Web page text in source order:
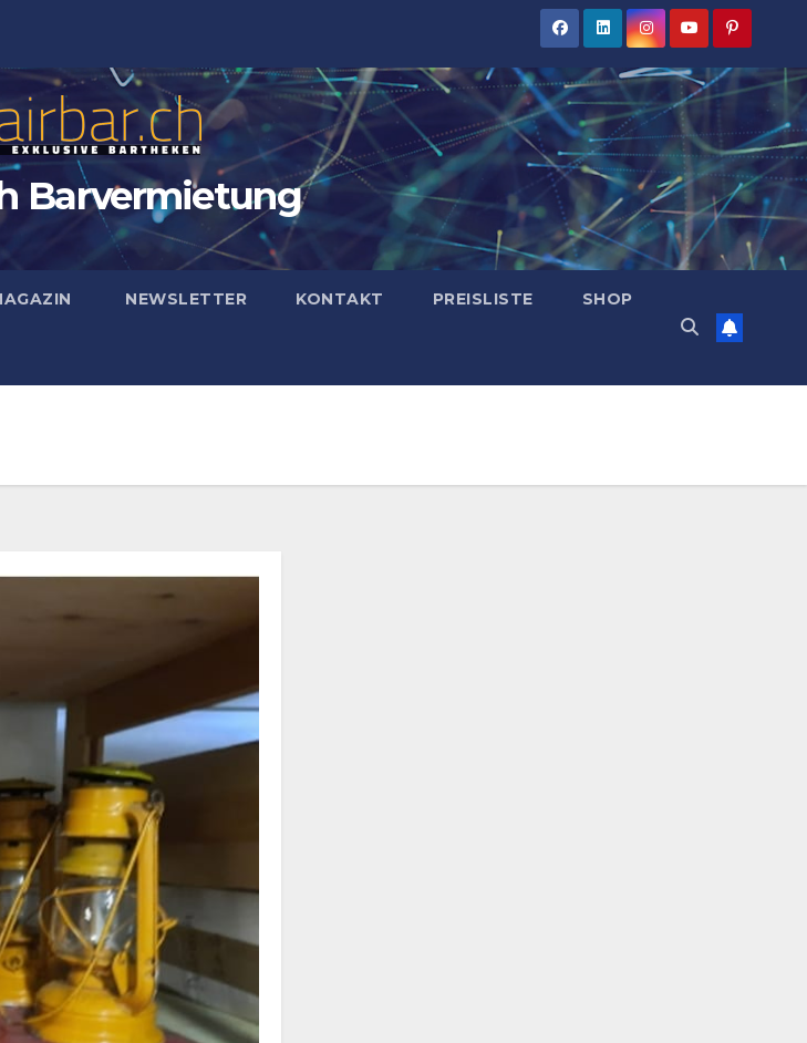
Barvermietung
NEWSLETTER KONTAKT PREISLISTE SHOP